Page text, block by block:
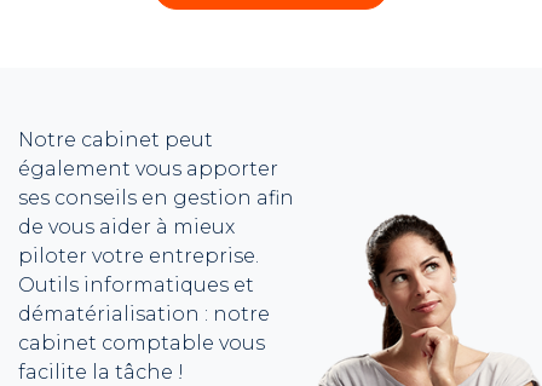
Notre cabinet peut
également vous apporter
ses conseils en gestion afin
de vous aider à mieux
piloter votre entreprise.
Outils informatiques et
dématérialisation : notre
cabinet comptable vous
facilite la tâche !